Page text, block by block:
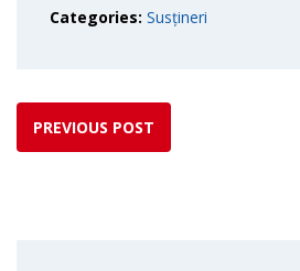
Categories: Susțineri
PREVIOUS POST